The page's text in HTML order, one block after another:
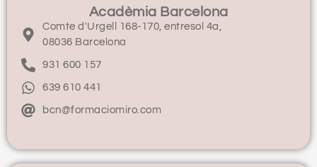
Acadèmia Barcelona
Comte d'Urgell 168-170, entresol 4a,
08036 Barcelona
931 600 157
639 610 441
bcn@formaciomiro.com